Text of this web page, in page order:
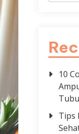
10
Tips